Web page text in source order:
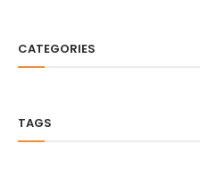
CATEGORIES
TAGS